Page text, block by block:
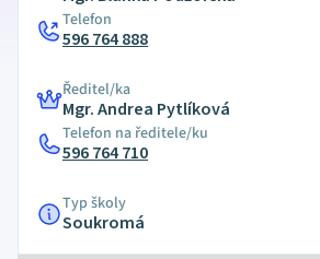
Telefon
596 764 888
Ředitel/ka
Mgr. Andrea Pytlíková
Telefon na ředitele/ku
596 764 710
Typ školy
Soukromá